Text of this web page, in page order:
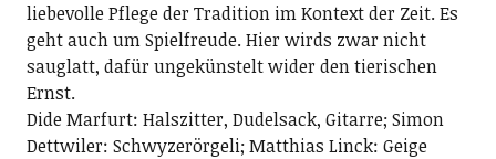
liebevolle Pflege der Tradition im Kontext der Zeit. Es
geht auch um Spielfreude. Hier wirds zwar nicht
sauglatt, dafür ungekünstelt wider den tierischen
Ernst.
Dide Marfurt: Halszitter, Dudelsack, Gitarre; ­Simon
Dettwiler: Schwyzerörgeli; Matthias Linck: Geige